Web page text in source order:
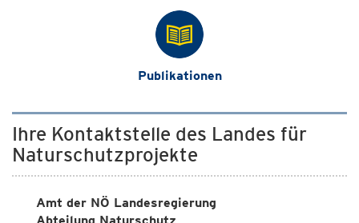
Publikationen
Ihre Kontaktstelle des Landes für
Naturschutzprojekte
Amt der NÖ Landesregierung